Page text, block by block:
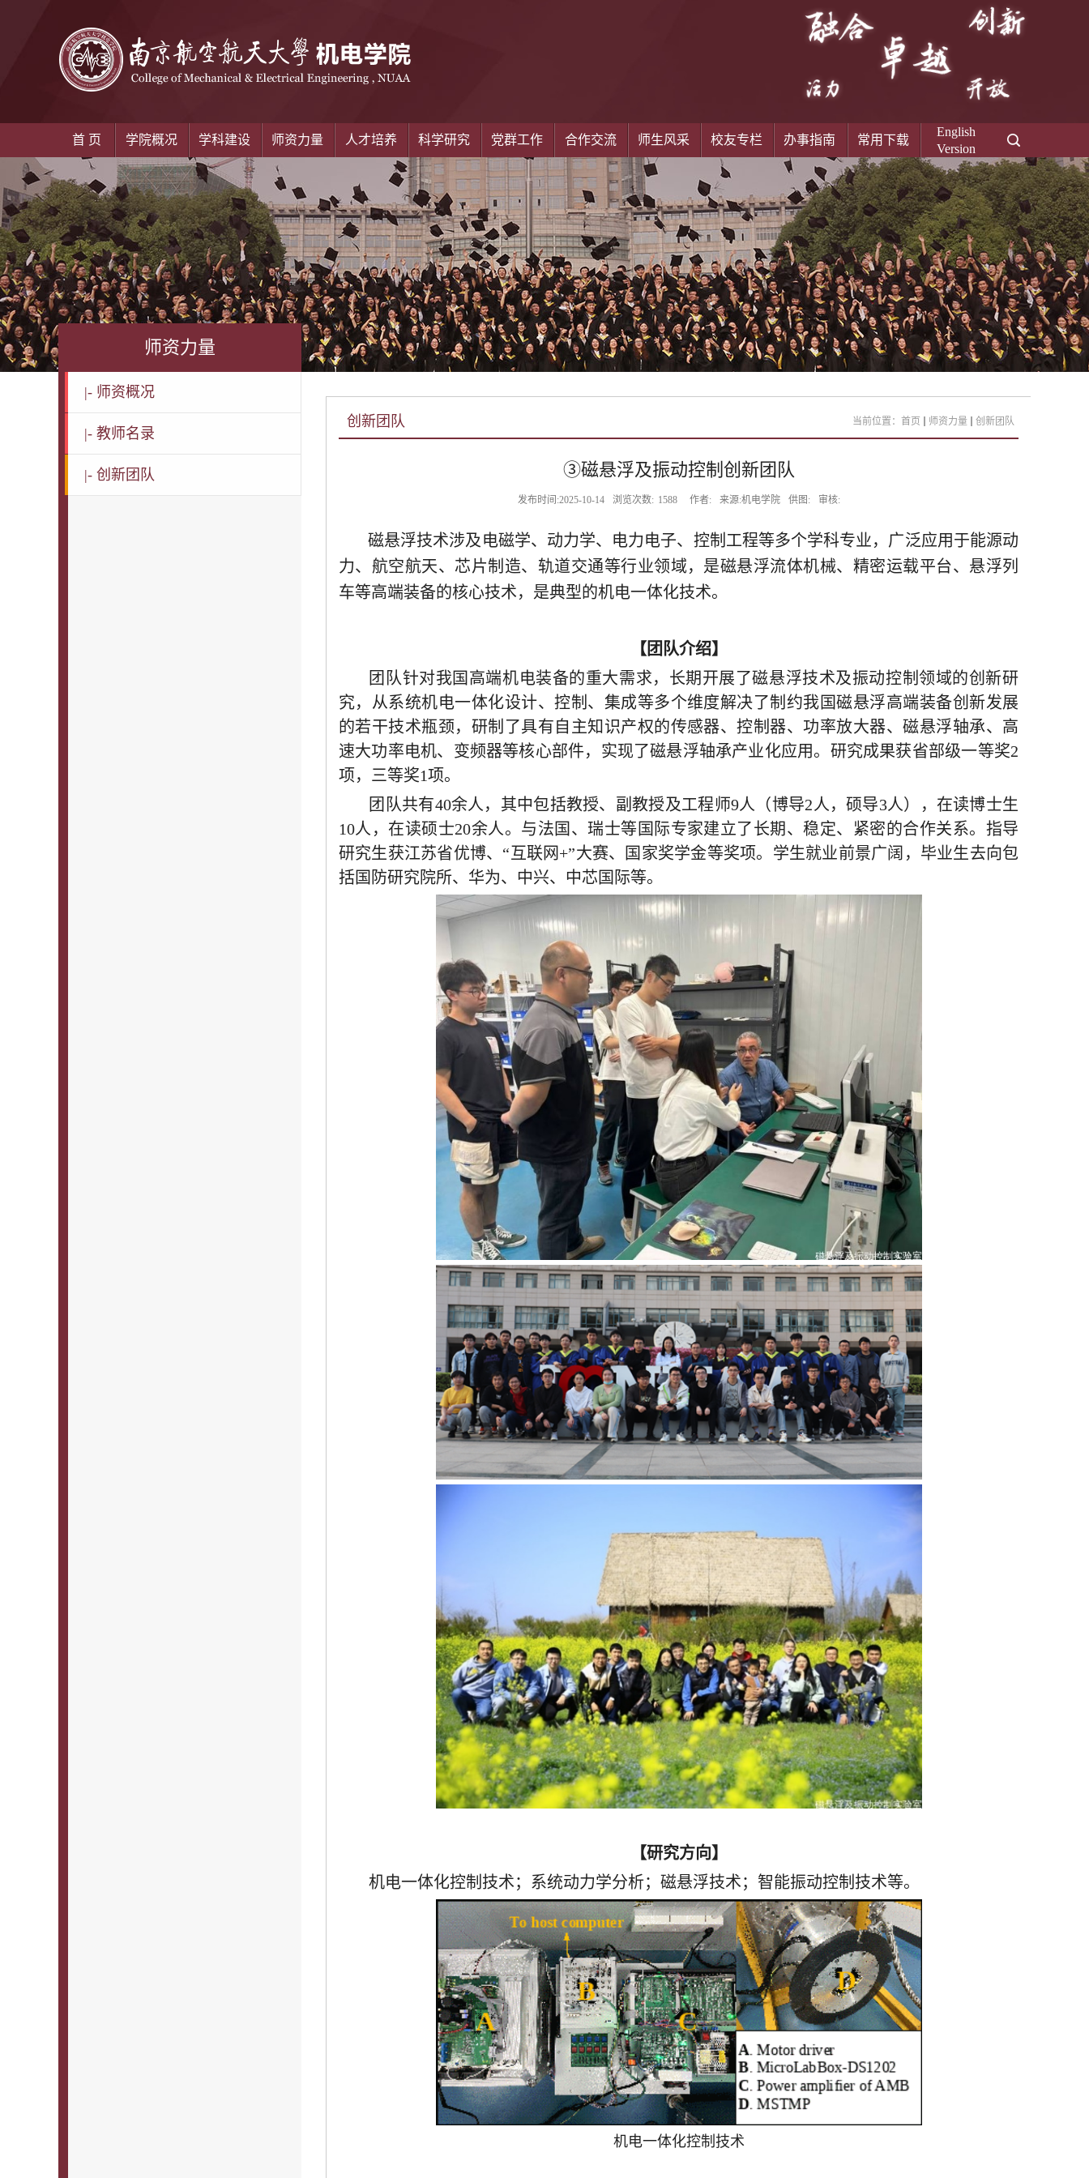
首 页 学院概况 学科建设 师资力量 人才培养 科学研究 党群工作 合作交流 师生风采 校友专栏 办事指南 常用下载
English
Version
师资力量
|- 师资概况
|- 教师名录
|- 创新团队
创新团队 当前位置： 首页 师资力量 创新团队
③磁悬浮及振动控制创新团队
发布时间:2025-10-14 浏览次数: 1588 作者: 来源:机电学院 供图: 审核:
磁悬浮技术涉及电磁学、动力学、电力电子、控制工程等多个学科专业，广泛应用于能源动
力、航空航天、芯片制造、轨道交通等行业领域，是磁悬浮流体机械、精密运载平台、悬浮列
车等高端装备的核心技术，是典型的机电一体化技术。
【团队介绍】
团队针对我国高端机电装备的重大需求，长期开展了磁悬浮技术及振动控制领域的创新研
究，从系统机电一体化设计、控制、集成等多个维度解决了制约我国磁悬浮高端装备创新发展
的若干技术瓶颈，研制了具有自主知识产权的传感器、控制器、功率放大器、磁悬浮轴承、高
速大功率电机、变频器等核心部件，实现了磁悬浮轴承产业化应用。研究成果获省部级一等奖2
项，三等奖1项。
团队共有40余人，其中包括教授、副教授及工程师9人（博导2人，硕导3人），在读博士生
10人，在读硕士20余人。与法国、瑞士等国际专家建立了长期、稳定、紧密的合作关系。指导
研究生获江苏省优博、“互联网 +”大赛、国家奖学金等奖项。学生就业前景广阔，毕业生去向包
括国防研究院所、华为、中兴、中芯国际等。
【研究方向】
机电一体化控制技术；系统动力学分析；磁悬浮技术；智能振动控制技术等。
机电一体化控制技术